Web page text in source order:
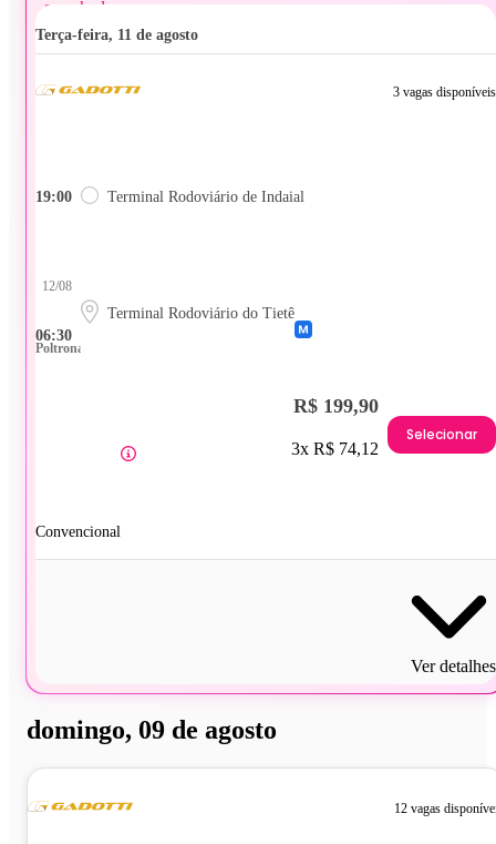
terça-feira, 11 de agosto
3 vagas disponíveis
19:00 Terminal Rodoviário de Indaial
06:30
12/08
Terminal Rodoviário do Tietê
Poltrona
Convencional
R$ 199,90
3x R$ 74,12
Selecionar
Ver detalhes
domingo, 09 de agosto
12 vagas